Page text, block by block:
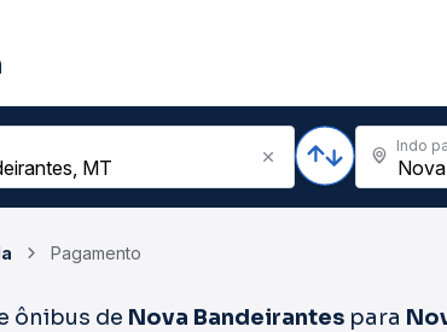
Indo
Pagamento
ônibus de Nova Bandeirantes para